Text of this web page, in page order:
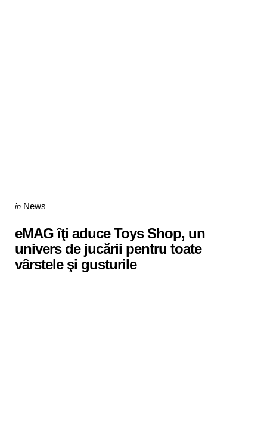
Categories
Posted
in News
eMAG îţi aduce Toys Shop, un
univers de jucării pentru toate
vârstele şi gusturile